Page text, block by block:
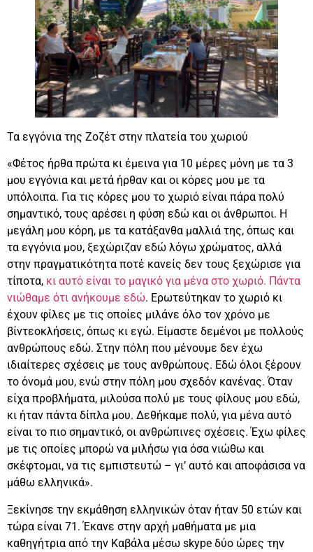
Τα εγγόνια της Ζοζέτ στην πλατεία του χωριού
«Φέτος ήρθα πρώτα κι έμεινα για 10 μέρες μόνη με τα 3
μου εγγόνια και μετά ήρθαν και οι κόρες μου με τα
υπόλοιπα. Για τις κόρες μου το χωριό είναι πάρα πολύ
σημαντικό, τους αρέσει η φύση εδώ και οι άνθρωποι. Η
μεγάλη μου κόρη, με τα κατάξανθα μαλλιά της, όπως και
τα εγγόνια μου, ξεχώριζαν εδώ λόγω χρώματος, αλλά
στην πραγματικότητα ποτέ κανείς δεν τους ξεχώρισε για
τίποτα, κι αυτό είναι το μαγικό για μένα στο χωριό. Πάντα
νιώθαμε ότι ανήκουμε εδώ. Ερωτεύτηκαν το χωριό κι
έχουν φίλες με τις οποίες μιλάνε όλο τον χρόνο με
βίντεοκλήσεις, όπως κι εγώ. Είμαστε δεμένοι με πολλούς
ανθρώπους εδώ. Στην πόλη που μένουμε δεν έχω
ιδιαίτερες σχέσεις με τους ανθρώπους. Εδώ όλοι ξέρουν
το όνομά μου, ενώ στην πόλη μου σχεδόν κανένας. Όταν
είχα προβλήματα, μιλούσα πολύ με τους φίλους μου εδώ,
κι ήταν πάντα δίπλα μου. Δεθήκαμε πολύ, για μένα αυτό
είναι το πιο σημαντικό, οι ανθρώπινες σχέσεις. Έχω φίλες
με τις οποίες μπορώ να μιλήσω για όσα νιώθω και
σκέφτομαι, να τις εμπιστευτώ – γι’ αυτό και αποφάσισα να
μάθω ελληνικά».
Ξεκίνησε την εκμάθηση ελληνικών όταν ήταν 50 ετών και
τώρα είναι 71. Έκανε στην αρχή μαθήματα με μια
καθηγήτρια από την Καβάλα μέσω skype δύο ώρες την